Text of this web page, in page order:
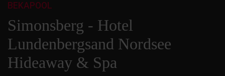
Simonsberg - Hotel
Lundenbergsand Nordsee
Hideaway & Spa
BEKAPOOL